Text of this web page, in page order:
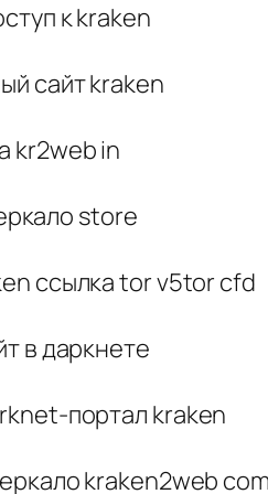
к kraken
сайт kraken
kr2web in
store
ссылка tor v5tor cfd
в даркнете
портал kraken
kraken2web com